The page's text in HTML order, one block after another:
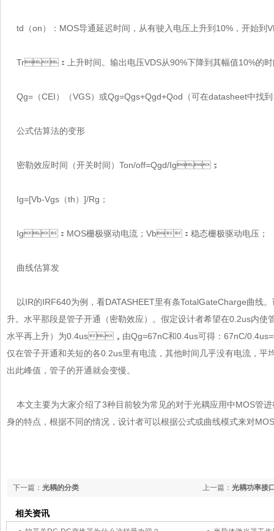
td（on）：MOS导通延迟时间，从有驶入电压上升到10%，开始到
Tr：上升时间。输出电压VDS从90%下降到其幅值10%的时间
Qg=（CEI）（VGS）或Qg=Qgs+Qgd+Qod（可在datasheet中找到）
公式估算法的变形
密勒效应时间（开关时间）Ton/off=Qgd/Ig；
Ig=[Vb-Vgs（th）]/Rg；
Ig：MOS栅极驱动电流；Vb：稳态栅极驱动电压；
曲线估算发
以IR的IRF640为例，看DATASHEET里有条TotalGateCharge曲线
升。水平那段是管子开通（密勒效应）。假定设计者希望在0.2us内使
水平再上升）为0.4us，由Qg=67nC和0.4us可得：67nC/
仅在管子开通和关短的各0.2us里有电流，其他时间几乎没有电流，平
出此峰值，管子的开通就会变慢。
本文主要为大家介绍了3种目前较为常见的对于光耦应用中MOS管进行
身的特点，根据不同的情况，设计者可以根据公式或曲线模式来对MOS管
上一篇： 光耦功率接
下一篇： 光耦的分类
相关资讯